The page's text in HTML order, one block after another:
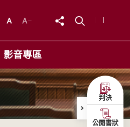
影音專區
判決
公開書狀